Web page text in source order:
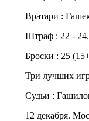
Вратари :
Штраф : 22 - 24.
Броски : 25
Три лучших
Судьи :
12 декабря.